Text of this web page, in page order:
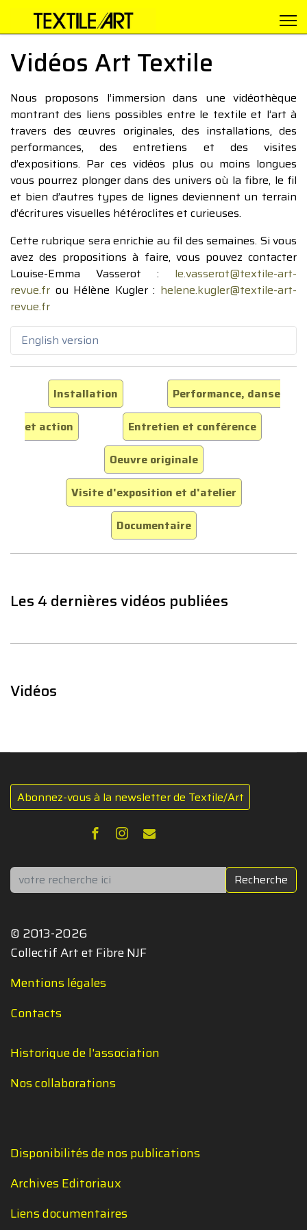
Vidéos Art Textile
Nous proposons l’immersion dans une vidéothèque
montrant des liens possibles entre le textile et l’art à
travers des œuvres originales, des installations, des
performances, des entretiens et des visites
d’expositions. Par ces vidéos plus ou moins longues
vous pourrez plonger dans des univers où la fibre, le fil
et bien d’autres types de lignes deviennent un terrain
d’écritures visuelles hétéroclites et curieuses.
Cette rubrique sera enrichie au fil des semaines. Si vous
avez des propositions à faire, vous pouvez contacter
Louise-Emma Vasserot : le.vasserot@textile-art-
revue.fr ou Hélène Kugler : helene.kugler@textile-art-
revue.fr
English version
Installation
Performance, danse
et action
Entretien et conférence
Oeuvre originale
Visite d'exposition et d'atelier
Documentaire
Les 4 dernières vidéos publiées
Vidéos
Abonnez-vous à la newsletter de Textile/Art
Rechercher Recherche
© 2013-2026
Collectif Art et Fibre NJF
Mentions légales
Contacts
Historique de l'association
Nos collaborations
Disponibilités de nos publications
Archives Editoriaux
Liens documentaires